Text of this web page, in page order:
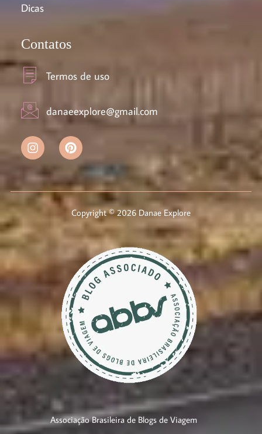
Dicas
Contatos
Termos de uso
danaeexplore@gmail.com
Copyright © 2026 Danae Explore
Associação Brasileira de Blogs de Viagem